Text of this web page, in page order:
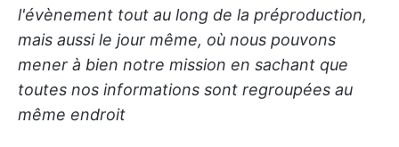
l'évènement tout au long de la préproduction,
mais aussi le jour même, où nous pouvons
mener à bien notre mission en sachant que
toutes nos informations sont regroupées au
même endroit